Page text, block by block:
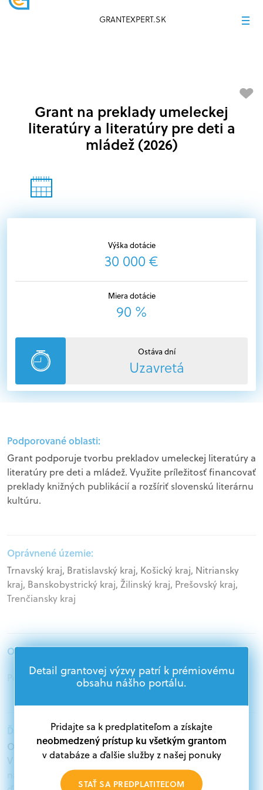
GRANTEXPERT.SK
Výška dotácie
30 000 €
Miera dotácie
90 %
Ostáva dní
Uzavretá
Grant na preklady umeleckej
literatúry a literatúry pre deti a
mládež (2026)
Podporované oblasti:
Grant podporuje tvorbu prekladov umeleckej literatúry a
literatúry pre deti a mládež. Využite príležitosť financovať
preklady knižných publikácií a rozšíriť slovenskú literárnu
kultúru.
Oprávnené územie:
Trnavský kraj, Bratislavský kraj, Košický kraj, Nitriansky
kraj, Banskobystrický kraj, Žilinský kraj, Prešovský kraj,
Trenčiansky kraj
Oprávnení žiadatelia:
Podnikatelia, Jednotlivci, Mimovládne organizácie
Ďalšie informácie:
Oprávnení žiadatelia:
V databáze grantov a dotácií na portáli Grantexpert.sk
nájdete aktuálne výzvy z eurofondov, plánu obnovy a
Detail grantovej výzvy patrí k prémiovému
obsahu nášho portálu.
Pridajte sa k predplatiteľom a získajte
neobmedzený prístup ku všetkým grantom
v databáze a ďalšie služby z našej ponuky
STAŤ SA PREDPLATITEĽOM